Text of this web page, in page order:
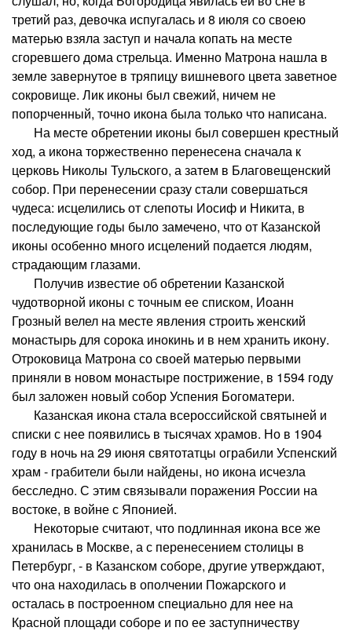
третий раз, девочка испугалась и 8 июля со своею
матерью взяла заступ и начала копать на месте
сгоревшего дома стрельца. Именно Матрона нашла в
земле завернутое в тряпицу вишневого цвета заветное
сокровище. Лик иконы был свежий, ничем не
попорченный, точно икона была только что написана.
На месте обретении иконы был совершен крестный
ход, а икона торжественно перенесена сначала к
церковь Николы Тульского, а затем в Благовещенский
собор. При перенесении сразу стали совершаться
чудеса: исцелились от слепоты Иосиф и Никита, в
последующие годы было замечено, что от Казанской
иконы особенно много исцелений подается людям,
страдающим глазами.
Получив известие об обретении Казанской
чудотворной иконы с точным ее списком, Иоанн
Грозный велел на месте явления строить женский
монастырь для сорока инокинь и в нем хранить икону.
Отроковица Матрона со своей матерью первыми
приняли в новом монастыре пострижение, в 1594 году
был заложен новый собор Успения Богоматери.
Казанская икона стала всероссийской святыней и
списки с нее появились в тысячах храмов. Но в 1904
году в ночь на 29 июня святотатцы ограбили Успенский
храм - грабители были найдены, но икона исчезла
бесследно. С этим связывали поражения России на
востоке, в войне с Японией.
Некоторые считают, что подлинная икона все же
хранилась в Москве, а с перенесением столицы в
Петербург, - в Казанском соборе, другие утверждают,
что она находилась в ополчении Пожарского и
осталась в построенном специально для нее на
Красной площади соборе и по ее заступничеству